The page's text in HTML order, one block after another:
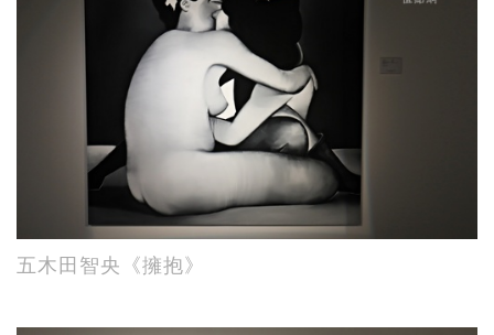
五木田智央《擁抱》